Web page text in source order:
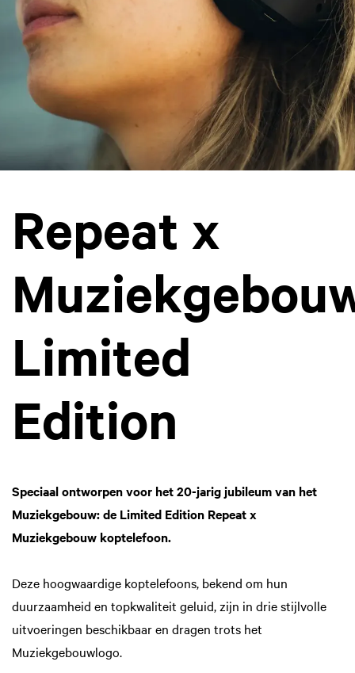
Repeat x
Limited
Edition
Speciaal ontworpen voor het 20-jarig jubileum van het
Muziekgebouw: de Limited Edition Repeat x
Muziekgebouw koptelefoon.
Deze hoogwaardige koptelefoons, bekend om hun
duurzaamheid en topkwaliteit geluid, zijn in drie stijlvolle
uitvoeringen beschikbaar en dragen trots het
Muziekgebouwlogo.